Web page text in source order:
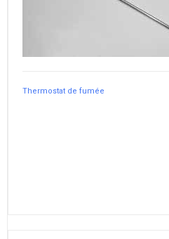
Thermostat de fumée